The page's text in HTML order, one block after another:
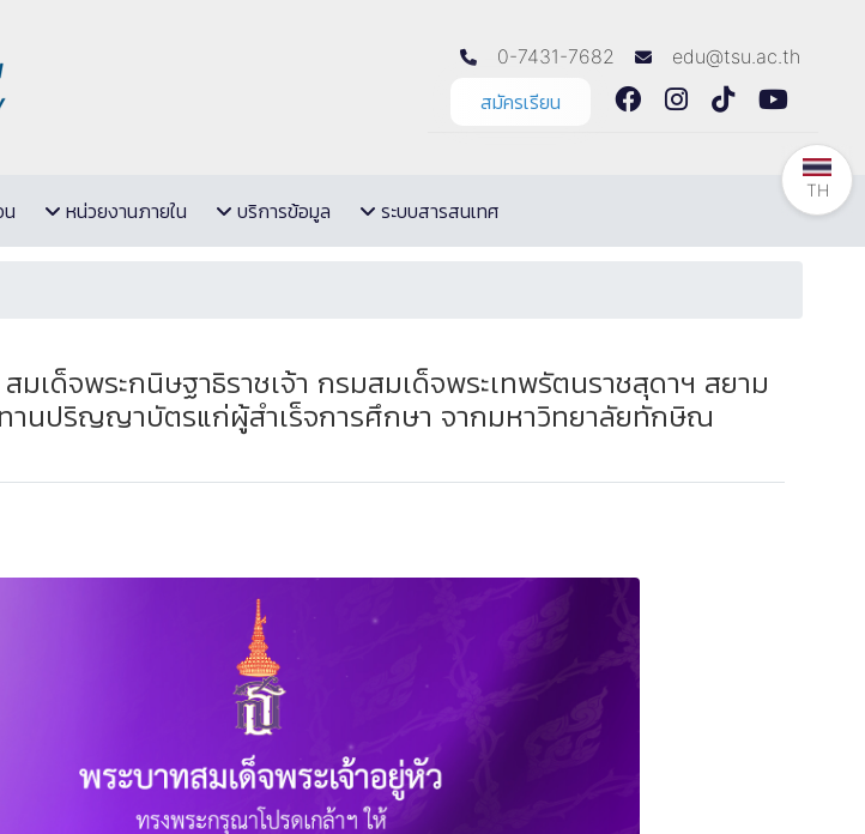
0-7431-7682
edu@tsu.ac.th
สมัครเรียน
หน่วยงานภายใน บริการข้อมูล ระบบสารสนเทศ
มเด็จพระกนิษฐาธิราชเจ้า กรมสมเด็จพระเทพรัตนราชสุดาฯ สยาม
ทานปริญญาบัตรแก่ผู้สำเร็จการศึกษา จากมหาวิทยาลัยทักษิณ
TH